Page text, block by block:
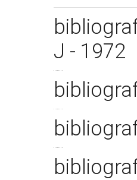
J - 1972